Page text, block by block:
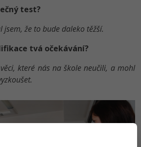
test?
jsem, že to bude daleko těžší.
tvá očekávání?
které nás na škole neučili, a mohl